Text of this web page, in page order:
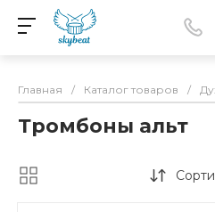
Главная / Каталог товаров /
Тромбоны альт